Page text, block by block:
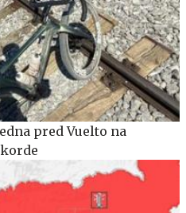
pred Vuelto na